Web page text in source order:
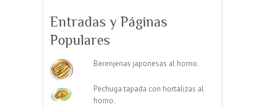
Entradas y Páginas
Populares
Berenjenas japonesas al horno.
Pechuga tapada con hortalizas al
horno.